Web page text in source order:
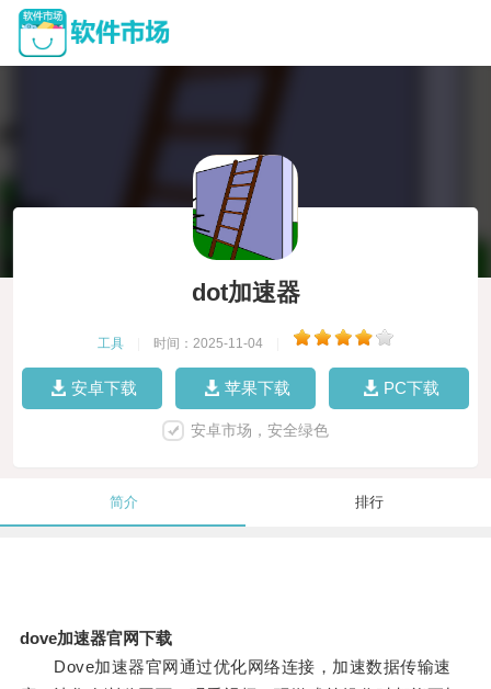
dot加速器
工具 时间：2025-11-04
安卓下载 苹果下载 PC下载
安卓市场，安全绿色
简介 排行
dove加速器官网下载
Dove加速器官网通过优化网络连接，加速数据传输速